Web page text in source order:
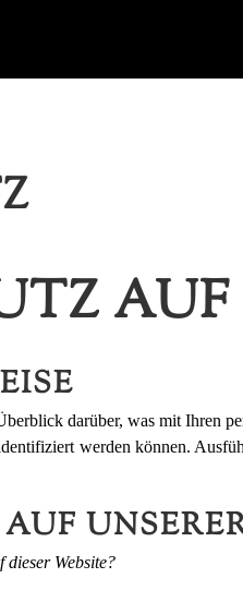
darüber, was mit Ihren
werden können.
Website?